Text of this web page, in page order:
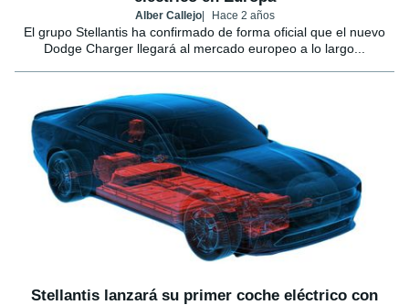
Alber Callejo Hace 2 años
El grupo Stellantis ha confirmado de forma oficial que el nuevo
Dodge Charger llegará al mercado europeo a lo largo...
Stellantis lanzará su primer coche eléctrico con